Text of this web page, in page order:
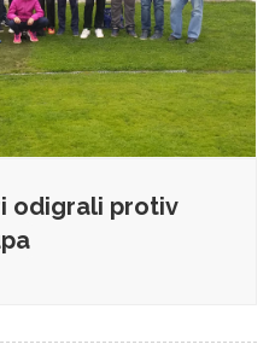
odigrali protiv